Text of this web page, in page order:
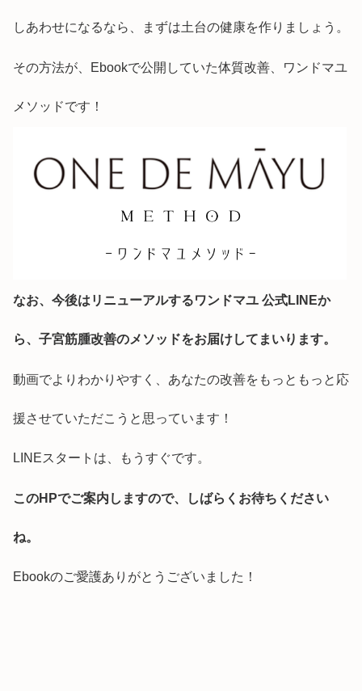
しあわせになるなら、まずは土台の健康を作りましょう。
その方法が、Ebookで公開していた体質改善、ワンドマユ
メソッドです！
なお、今後はリニューアルするワンドマユ 公式LINEか
ら、子宮筋腫改善のメソッドをお届けしてまいります。
動画でよりわかりやすく、あなたの改善をもっともっと応
援させていただこうと思っています！
LINEスタートは、もうすぐです。
このHPでご案内しますので、しばらくお待ちください
ね。
Ebookのご愛護ありがとうございました！